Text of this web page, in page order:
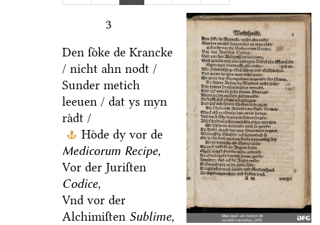
3
Den ſoͤke de Krancke
/ nicht ahn nodt /
Sunder metich
leeuen / dat ys myn
raͤdt /
Hoͤde dy vor de
Medicorum Recipe,
Vor der Juriſten
Codice,
Vnd vor der
Alchimiſten Sublime,